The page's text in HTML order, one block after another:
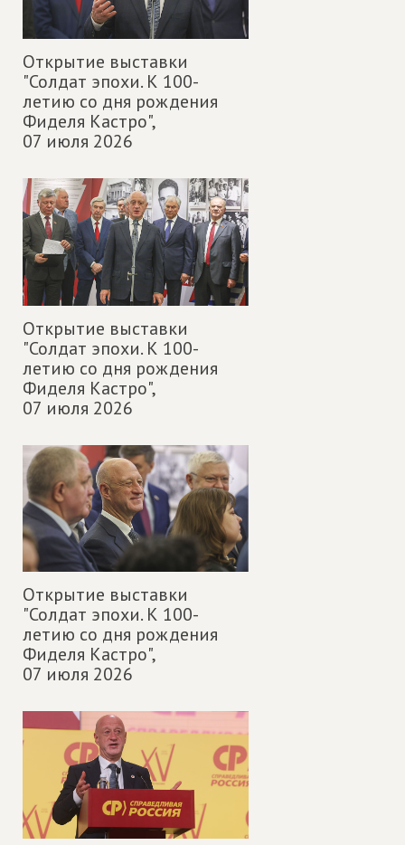
Открытие выставки
"Солдат эпохи. К 100-
летию со дня рождения
Фиделя Кастро",
07 июля 2026
Открытие выставки
"Солдат эпохи. К 100-
летию со дня рождения
Фиделя Кастро",
07 июля 2026
Открытие выставки
"Солдат эпохи. К 100-
летию со дня рождения
Фиделя Кастро",
07 июля 2026